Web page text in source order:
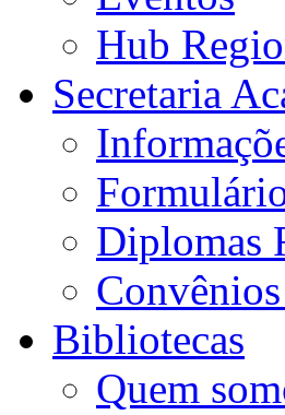
Hub
Secretaria
Diplomas
Bibliotecas
Quem